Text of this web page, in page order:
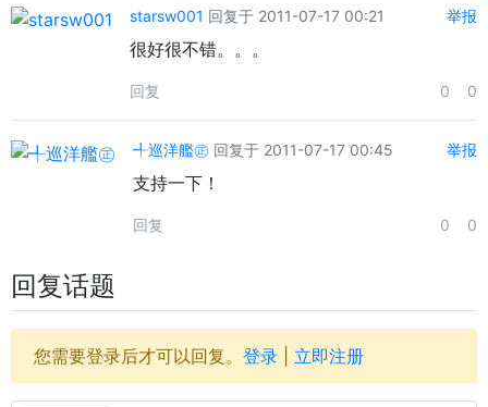
starsw001 回复于 2011-07-17 00:21 举报
很好很不错。。。
回复 0 0
╃巡洋艦㊣ 回复于 2011-07-17 00:45 举报
支持一下！
回复 0 0
回复话题
您需要登录后才可以回复。 登录 立即注册